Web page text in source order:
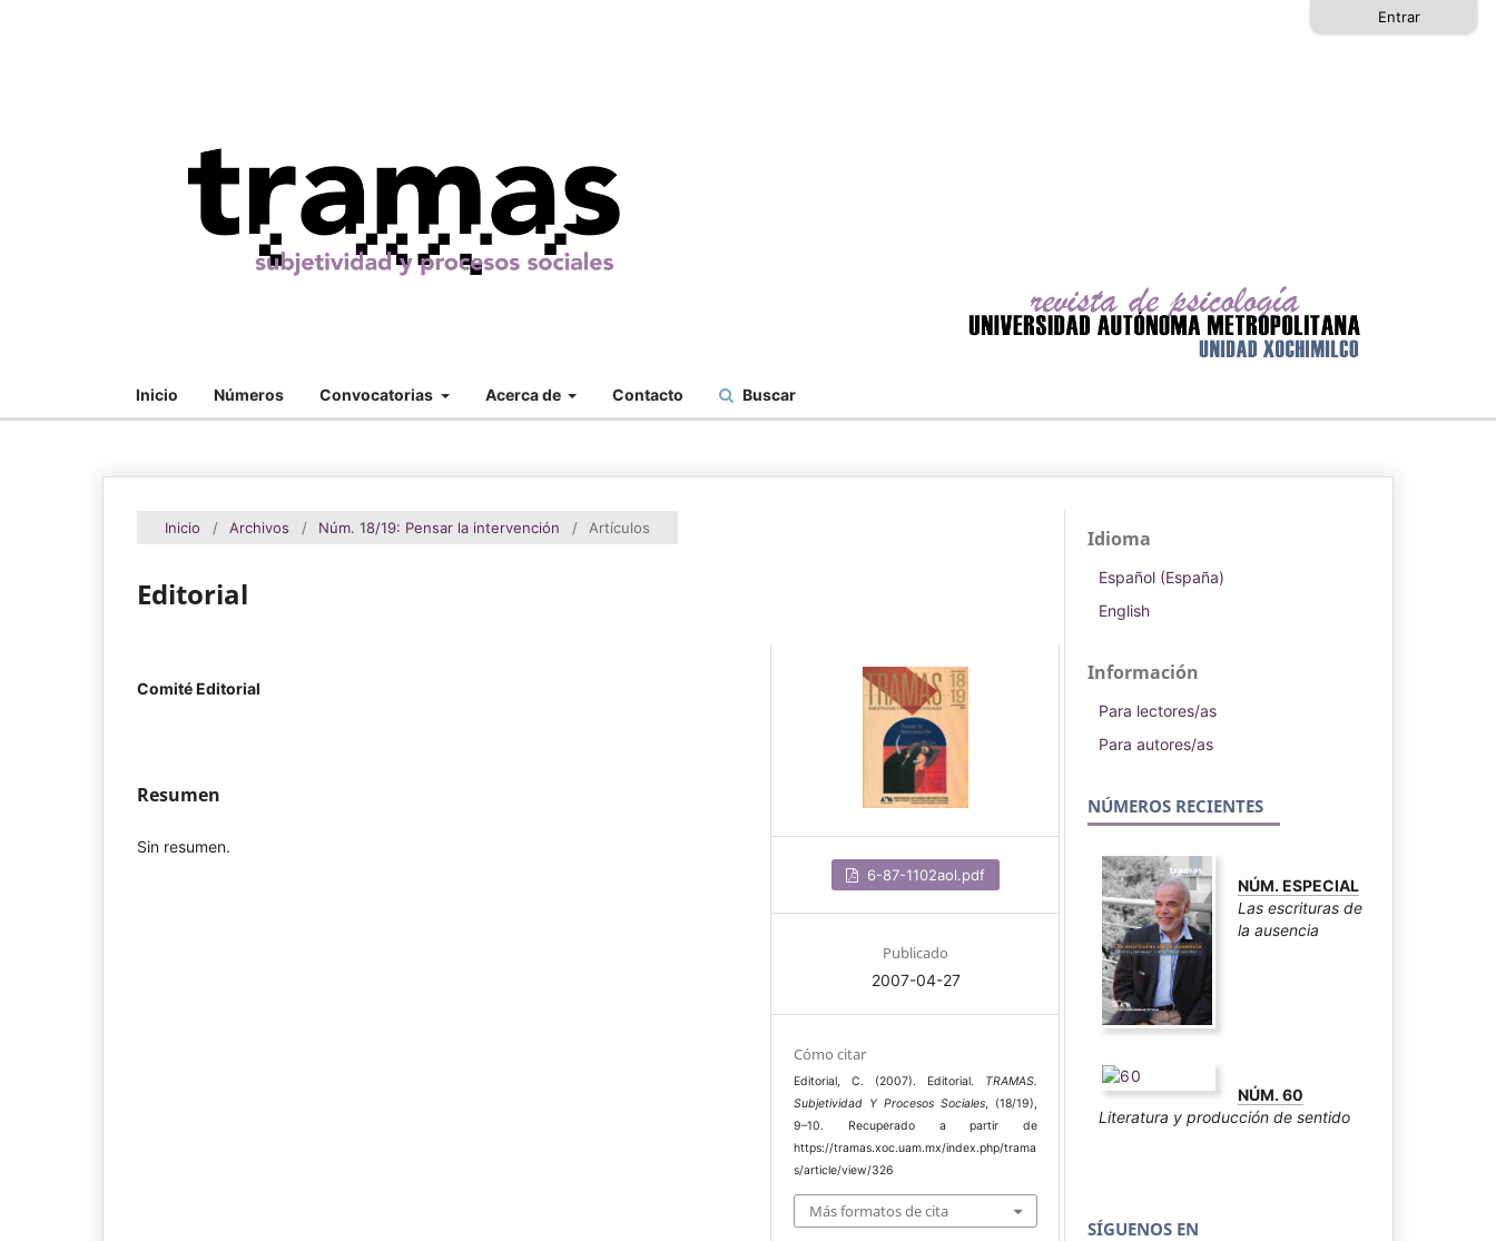
Inicio Números Convocatorias Acerca de Contacto Buscar
Entrar
Inicio / Archivos / Núm. 18/19: Pensar la intervención / Artículos
Editorial
Comité Editorial
Resumen
Sin resumen.
6-87-1102aol.pdf
Publicado
2007-04-27
Cómo citar
Editorial, C. (2007). Editorial. TRAMAS.
Subjetividad Y Procesos Sociales, (18/19),
9–10. Recuperado a partir de
https://tramas.xoc.uam.mx/index.php/trama
s/article/view/326
Más formatos de cita
Idioma
Español (España)
English
Información
Para lectores/as
Para autores/as
NÚMEROS RECIENTES
NÚM. ESPECIAL
Las escrituras de
la ausencia
NÚM. 60
Literatura y producción de sentido
SÍGUENOS EN